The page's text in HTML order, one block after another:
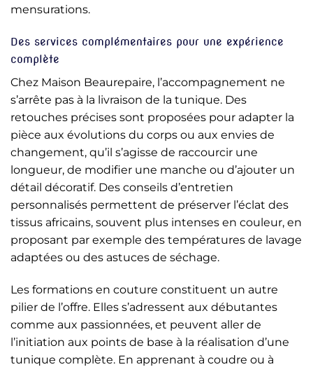
mensurations.
Des services complémentaires pour une expérience
complète
Chez Maison Beaurepaire, l’accompagnement ne
s’arrête pas à la livraison de la tunique. Des
retouches précises sont proposées pour adapter la
pièce aux évolutions du corps ou aux envies de
changement, qu’il s’agisse de raccourcir une
longueur, de modifier une manche ou d’ajouter un
détail décoratif. Des conseils d’entretien
personnalisés permettent de préserver l’éclat des
tissus africains, souvent plus intenses en couleur, en
proposant par exemple des températures de lavage
adaptées ou des astuces de séchage.
Les formations en couture constituent un autre
pilier de l’offre. Elles s’adressent aux débutantes
comme aux passionnées, et peuvent aller de
l’initiation aux points de base à la réalisation d’une
tunique complète. En apprenant à coudre ou à